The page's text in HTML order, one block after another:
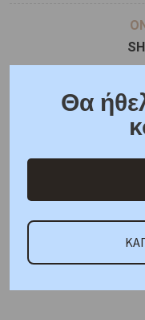
Χαρακτηριστικά
ΚΑΤΟΠΙΝ
Βάρος : 1,4 gr
14,30mm, Πλάτος
Θα